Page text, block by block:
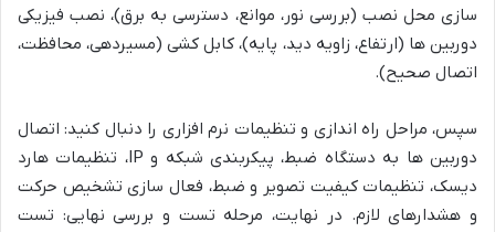
سازی محل نصب (بررسی نور، موانع، دسترسی به برق)، نصب فیزیکی
دوربین ها (ارتفاع، زاویه دید، پایه)، کابل کشی (مسیردهی، محافظت،
اتصال صحیح).
سپس، مراحل راه اندازی و تنظیمات نرم افزاری را دنبال کنید: اتصال
دوربین ها به دستگاه ضبط، پیکربندی شبکه و IP، تنظیمات هارد
دیسک، تنظیمات کیفیت تصویر و ضبط، فعال سازی تشخیص حرکت
و هشدارهای لازم. در نهایت، مرحله تست و بررسی نهایی: تست